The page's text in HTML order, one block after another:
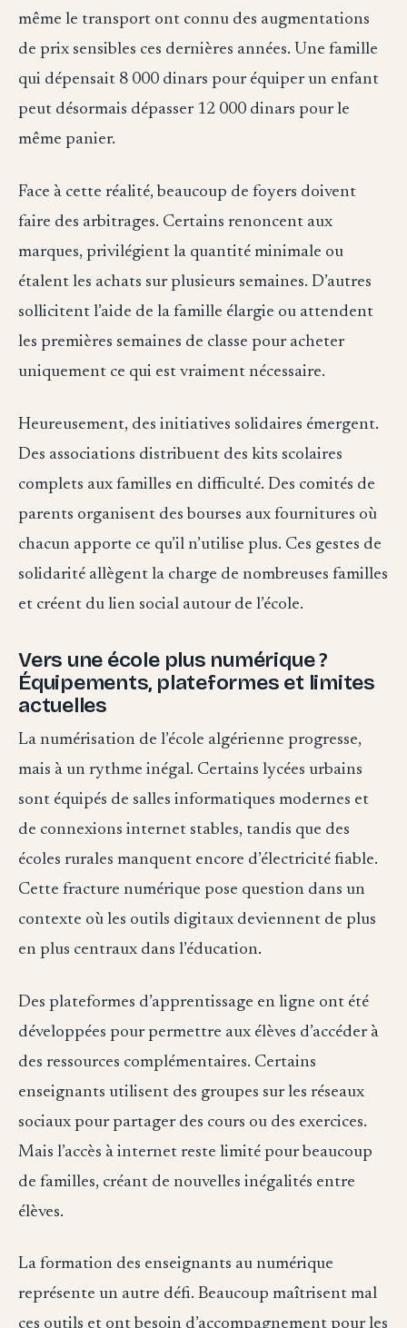
même le transport ont connu des augmentations
de prix sensibles ces dernières années. Une famille
qui dépensait 8 000 dinars pour équiper un enfant
peut désormais dépasser 12 000 dinars pour le
même panier.
Face à cette réalité, beaucoup de foyers doivent
faire des arbitrages. Certains renoncent aux
marques, privilégient la quantité minimale ou
étalent les achats sur plusieurs semaines. D’autres
sollicitent l’aide de la famille élargie ou attendent
les premières semaines de classe pour acheter
uniquement ce qui est vraiment nécessaire.
Heureusement, des initiatives solidaires émergent.
Des associations distribuent des kits scolaires
complets aux familles en difficulté. Des comités de
parents organisent des bourses aux fournitures où
chacun apporte ce qu’il n’utilise plus. Ces gestes de
solidarité allègent la charge de nombreuses familles
et créent du lien social autour de l’école.
Vers une école plus numérique ?
Équipements, plateformes et limites
actuelles
La numérisation de l’école algérienne progresse,
mais à un rythme inégal. Certains lycées urbains
sont équipés de salles informatiques modernes et
de connexions internet stables, tandis que des
écoles rurales manquent encore d’électricité fiable.
Cette fracture numérique pose question dans un
contexte où les outils digitaux deviennent de plus
en plus centraux dans l’éducation.
Des plateformes d’apprentissage en ligne ont été
développées pour permettre aux élèves d’accéder à
des ressources complémentaires. Certains
enseignants utilisent des groupes sur les réseaux
sociaux pour partager des cours ou des exercices.
Mais l’accès à internet reste limité pour beaucoup
de familles, créant de nouvelles inégalités entre
élèves.
La formation des enseignants au numérique
représente un autre défi. Beaucoup maîtrisent mal
ces outils et ont besoin d’accompagnement pour les